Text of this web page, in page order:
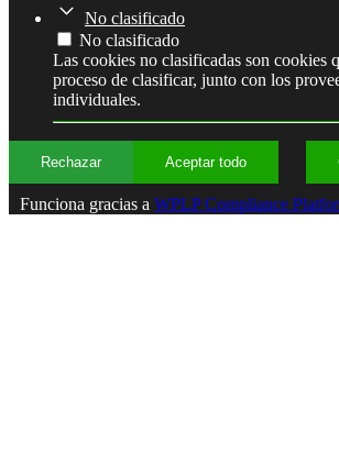
No clasificado
No clasificado
Las cookies no clasificadas son cookies
proceso de clasificar, junto con los
individuales.
Rechazar Aceptar todo
Funciona gracias a WPLP Compliance